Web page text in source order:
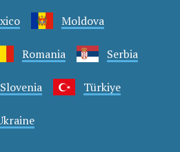
Moldova
Romania Serbia
Slovenia Türkiye